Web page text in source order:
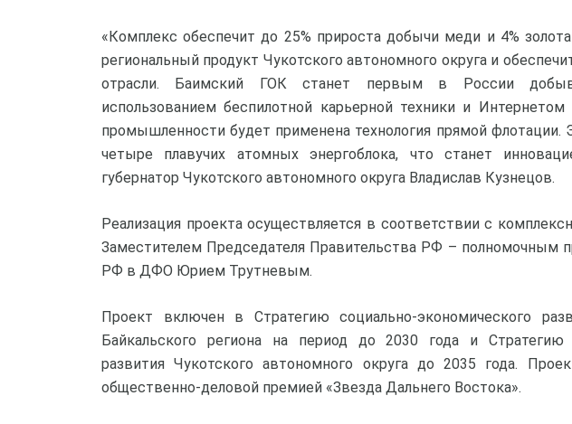
«Комплекс обеспечит до 25% прироста добычи меди и 4%
региональный продукт Чукотского автономного округа и
отрасли. Баимский ГОК станет первым в России
использованием беспилотной карьерной техники и
промышленности будет применена технология прямой флотации.
четыре плавучих атомных энергоблока, что станет
губернатор Чукотского автономного округа Владислав Кузнецов.
Реализация проекта осуществляется в соответствии с
Заместителем Председателя Правительства РФ – полномочным
РФ в ДФО Юрием Трутневым.
Проект включен в Стратегию социально-экономического
Байкальского региона на период до 2030 года и Стратегию
развития Чукотского автономного округа до 2035 года.
общественно-деловой премией «Звезда Дальнего Востока».